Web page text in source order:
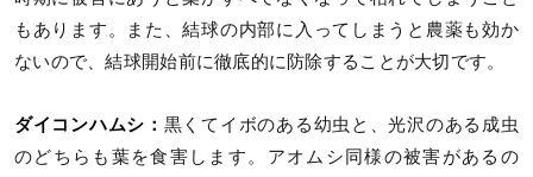
もあります。また、結球の内部に入ってしまうと農薬も効か
ないので、結球開始前に徹底的に防除することが大切です。
ダイコンハムシ： 黒くてイボのある幼虫と、光沢のある成虫
のどちらも葉を食害します。アオムシ同様の被害があるの